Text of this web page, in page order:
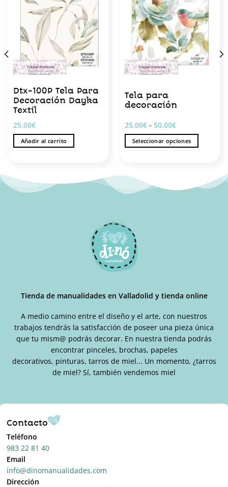
Dtx-100P Tela Para
Decoración Dayka
Textil
25.00€
Añadir al carrito
Tela para
decoración
25.00€ - 50.00€Rango
de
precios:
desde
25.00€
Seleccionar opciones
tiene
múltiples
variantes.
se
pueden
elegir
en
la
de
Tienda de manualidades en Valladolid y tienda online
A medio camino entre el diseño y el arte, con nuestros
trabajos tendrás la satisfacción de poseer una pieza única
que tu mism@ podrás decorar. En nuestra tienda podrás
encontrar pinceles, brochas, papeles
decorativos, pinturas, tarros de miel... Un momento, ¿tarros
de miel? Sí, también vendemos miel
Contacto
Teléfono
983 22 81 40
Email
info@dinomanualidades.com
Dirección